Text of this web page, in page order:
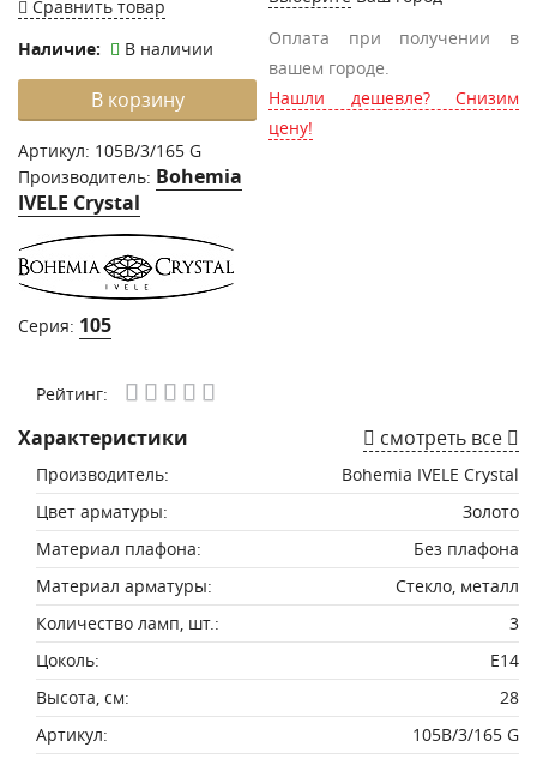
Сравнить товар
Наличие:
В наличии
В корзину
Артикул: 105B/3/165 G
Производитель: Bohemia
IVELE Crystal
Серия: 105
Оплата при получении в
вашем городе.
Нашли дешевле? Снизим
цену!
Рейтинг:
Характеристики смотреть все
Производитель:
Bohemia IVELE Crystal
Цвет арматуры:
Золото
Материал плафона:
Без плафона
Материал арматуры:
Стекло, металл
Количество ламп, шт.:
3
Цоколь:
E14
Высота, см:
28
Артикул:
105B/3/165 G